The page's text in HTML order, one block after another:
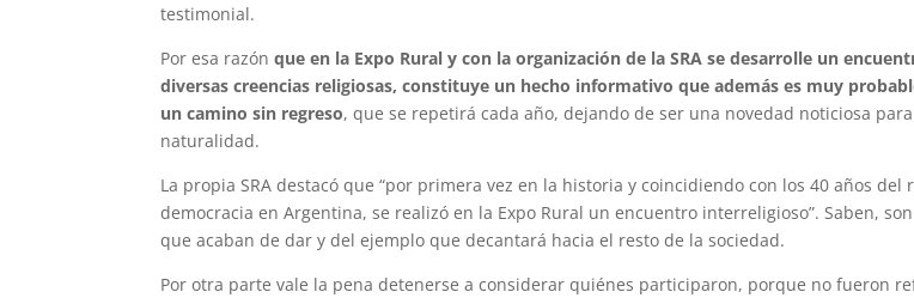
testimonial.
Por esa razónque en la Expo Rural y con la organización de la SRA se desarrolle un
diversas creencias religiosas, constituye un hecho informativo que además es muy
un camino sin regreso, que se repetirá cada año, dejando de ser una novedad noticiosa
naturalidad.
La propia SRA destacó que “por primera vez en la historia y coincidiendo con los 40 años del
democracia en Argentina, se realizó en la Expo Rural un encuentro interreligioso”. Saben,
que acaban de dar y del ejemplo que decantará hacia el resto de la sociedad.
Por otra parte vale la pena detenerse a considerar quiénes participaron, porque no fueron